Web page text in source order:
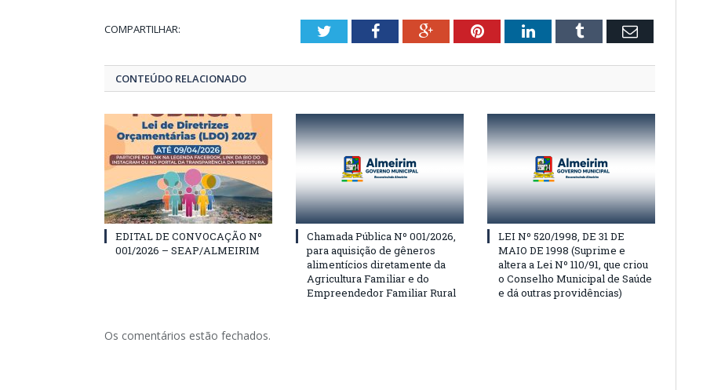
COMPARTILHAR: TwitterFacebookGoogle+PinterestLinkedInTumblr Email
CONTEÚDO RELACIONADO
EDITAL DE CONVOCAÇÃO Nº
001/2026 – SEAP/ALMEIRIM
Chamada Pública Nº 001/2026,
para aquisição de gêneros
alimentícios diretamente da
Agricultura Familiar e do
Empreendedor Familiar Rural
LEI Nº 520/1998, DE 31 DE
MAIO DE 1998 (Suprime e
altera a Lei Nº 110/91, que criou
o Conselho Municipal de Saúde
e dá outras providências)
Os comentários estão fechados.